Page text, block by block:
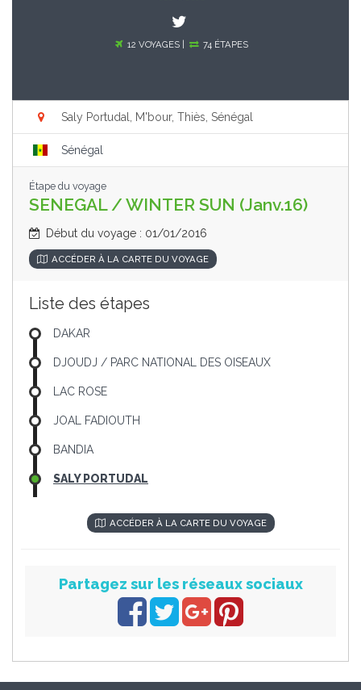
12 VOYAGES | 74 ÉTAPES
Saly Portudal, M'bour, Thiès, Sénégal
Sénégal
Étape du voyage
SENEGAL / WINTER SUN (Janv.16)
Début du voyage : 01/01/2016
ACCÉDER À LA CARTE DU VOYAGE
Liste des étapes
DAKAR
DJOUDJ / PARC NATIONAL DES OISEAUX
LAC ROSE
JOAL FADIOUTH
BANDIA
SALY PORTUDAL
ACCÉDER À LA CARTE DU VOYAGE
Partagez sur les réseaux sociaux